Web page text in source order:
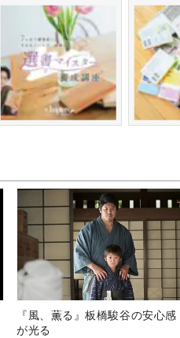
『風、薫る』板橋駿谷の安心感
が光る